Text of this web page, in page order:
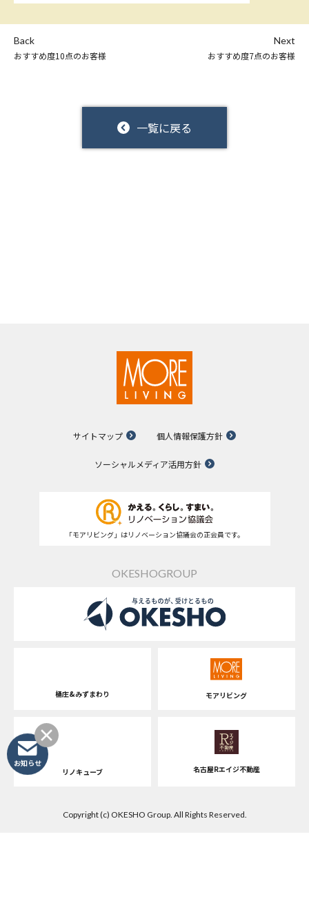
Back
おすすめ度10点のお客様
一覧に戻る
Next
おすすめ度7点のお客様
サイトマップ 個人情報保護方針
ソーシャルメディア活用方針
「モアリビング」はリノベーション協議会の正会員です。
OKESHOGROUP
桶庄&みずまわり モアリビング
リノキューブ 名古屋Rエイジ不動産
Copyright (c) OKESHO Group. All Rights Reserved.
お知らせ